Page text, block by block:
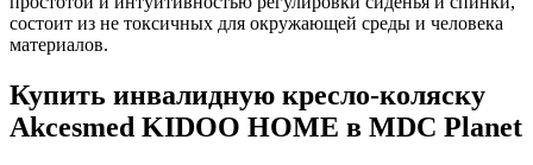
состоит из не токсичных для окружающей среды и человека
материалов.
Купить инвалидную кресло-коляску
Akcesmed KIDOO HOME в MDC Planet